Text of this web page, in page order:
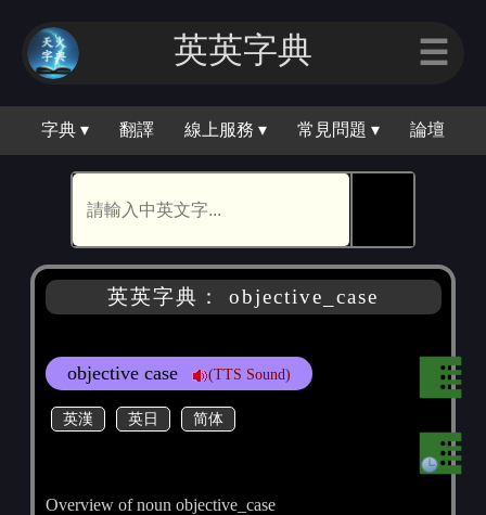
英英字典 ☰
字典 ▾ 翻譯 線上服務 ▾ 常見問題 ▾ 論壇
英英字典： objective_case
objective case (TTS Sound)
英漢 英日 简体
Overview of noun objective_case